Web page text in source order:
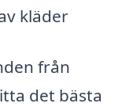
kläder
från
det bästa